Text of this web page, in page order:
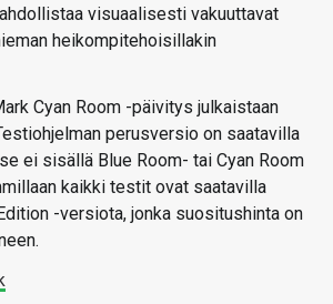
visuaalisesti vakuuttavat
heikompitehoisillakin
Cyan Room -päivitys julkaistaan
perusversio on saatavilla
ei sisällä Blue Room- tai Cyan Room
kaikki testit ovat saatavilla
-versiota, jonka suositushinta on